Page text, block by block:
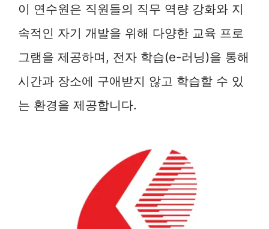
이 연수원은 직원들의 직무 역량 강화와 지
속적인 자기 개발을 위해 다양한 교육 프로
그램을 제공하며, 전자 학습(e-러닝)을 통해
시간과 장소에 구애받지 않고 학습할 수 있
는 환경을 제공합니다.